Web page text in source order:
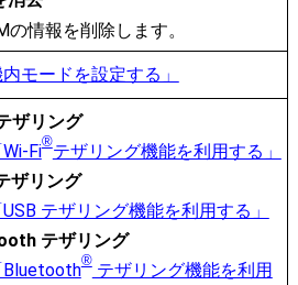
の情報を削除します。
モードを設定する」
ザリング
Fi®テザリング機能を利用する」
ザリング
テザリング機能を利用する」
テザリング
®テザリング機能を利用